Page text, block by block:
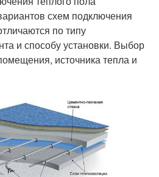
схем подключения
по типу
и способу установки. Выбор
источника тепла и